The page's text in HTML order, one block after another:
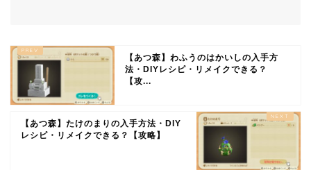
【あつ森】わふうのはかいしの入手方
法・DIYレシピ・リメイクできる？
【攻...
【あつ森】たけのまりの入手方法・DIY
レシピ・リメイクできる？【攻略】